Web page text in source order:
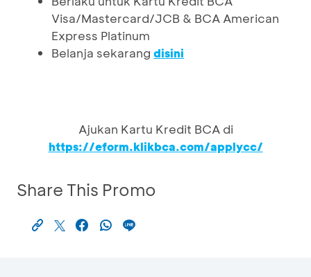
Visa/Mastercard/JCB & BCA American
Express Platinum
Belanja sekarang disini
Ajukan Kartu Kredit BCA di
https://eform.klikbca.com/applycc/
Share This Promo